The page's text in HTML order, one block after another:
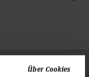
Über Cookies
Zum Seitenanfang